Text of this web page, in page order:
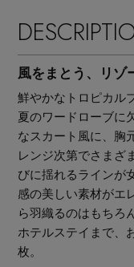
風をまとう、リゾ
鮮やかなトロピカル
夏のワードローブに
なスカート風に、胸
レンジ次第でさまざ
びに揺れるラインが
感の美しい素材がエ
ら羽織るのはもちろ
ホテルステイまで、
枚。